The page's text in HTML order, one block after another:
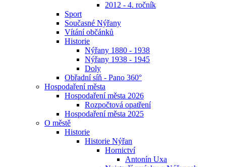
2012 - 4. ročník
Sport
Současné Nýřany
Vítání občánků
Historie
Nýřany 1880 - 1938
Nýřany 1938 - 1945
Doly
Obřadní síň - Pano 360°
Hospodaření města
Hospodaření města 2026
Rozpočtová opatření
Hospodaření města 2025
O městě
Historie
Historie Nýřan
Hornictví
Antonín Uxa